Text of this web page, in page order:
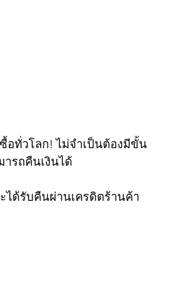
อทั่วโลก! ไม่จำเป็นต้องมีขั้น
ารถคืนเงินได้
ได้รับคืนผ่านเครดิตร้านค้า